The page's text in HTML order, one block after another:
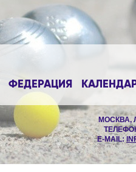
ФЕДЕРАЦИЯ
МОСКВА,
E-MAIL: